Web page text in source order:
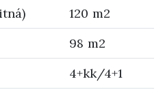
120 m2
98 m2
4+kk/4+1